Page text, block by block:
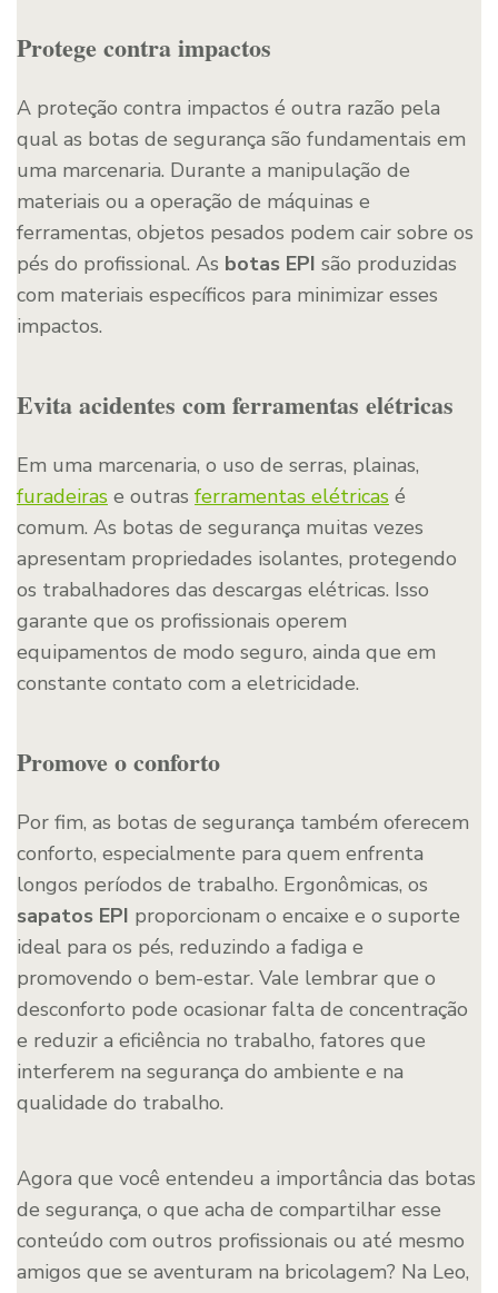
Protege contra impactos
A proteção contra impactos é outra razão pela
qual as botas de segurança são fundamentais em
uma marcenaria. Durante a manipulação de
materiais ou a operação de máquinas e
ferramentas, objetos pesados podem cair sobre os
pés do profissional. As botas EPI são produzidas
com materiais específicos para minimizar esses
impactos.
Evita acidentes com ferramentas elétricas
Em uma marcenaria, o uso de serras, plainas,
furadeiras e outras ferramentas elétricas é
comum. As botas de segurança muitas vezes
apresentam propriedades isolantes, protegendo
os trabalhadores das descargas elétricas. Isso
garante que os profissionais operem
equipamentos de modo seguro, ainda que em
constante contato com a eletricidade.
Promove o conforto
Por fim, as botas de segurança também oferecem
conforto, especialmente para quem enfrenta
longos períodos de trabalho. Ergonômicas, os
sapatos EPI proporcionam o encaixe e o suporte
ideal para os pés, reduzindo a fadiga e
promovendo o bem-estar. Vale lembrar que o
desconforto pode ocasionar falta de concentração
e reduzir a eficiência no trabalho, fatores que
interferem na segurança do ambiente e na
qualidade do trabalho.
Agora que você entendeu a importância das botas
de segurança, o que acha de compartilhar esse
conteúdo com outros profissionais ou até mesmo
amigos que se aventuram na bricolagem? Na Leo,